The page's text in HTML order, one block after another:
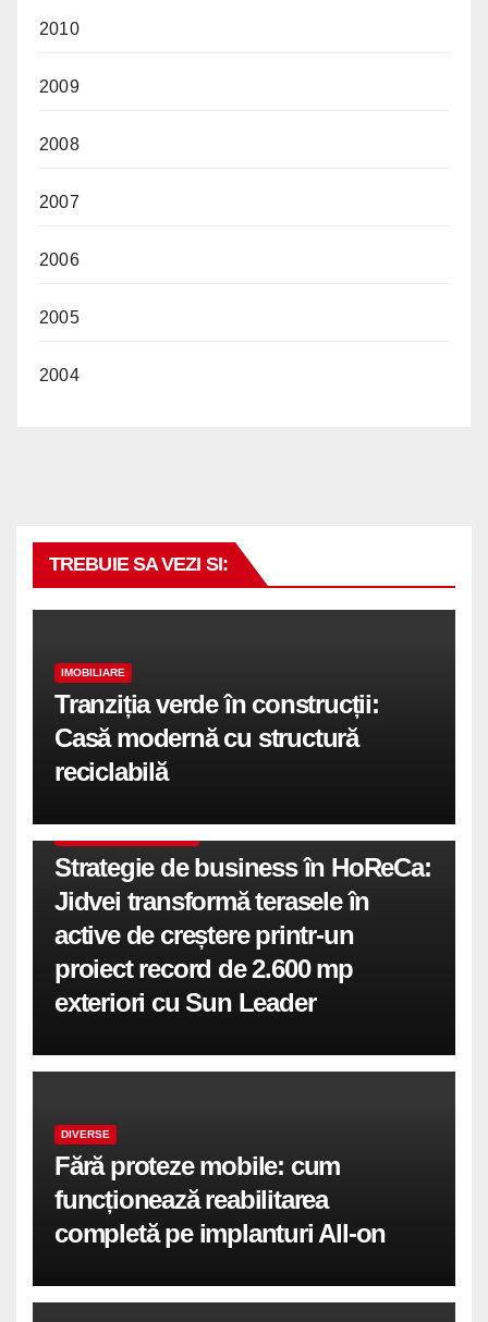
2010
2009
2008
2007
2006
2005
2004
TREBUIE SA VEZI SI:
IMOBILIARE
Tranziția verde în construcții:
Casă modernă cu structură
reciclabilă
Strategie de business în HoReCa:
Jidvei transformă terasele în
active de creștere printr-un
proiect record de 2.600 mp
exteriori cu Sun Leader
DIVERSE
Fără proteze mobile: cum
funcționează reabilitarea
completă pe implanturi All-on